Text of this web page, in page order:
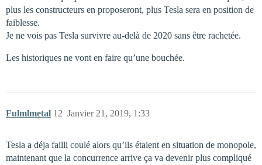
plus les constructeurs en proposeront, plus Tesla sera en position de
faiblesse.
Je ne vois pas Tesla survivre au-delà de 2020 sans être rachetée.
Les historiques ne vont en faire qu’une bouchée.
Fulmlmetal Janvier 21, 2019, 1:33
12
Tesla a déja failli coulé alors qu’ils étaient en situation de monopole,
maintenant que la concurrence arrive ça va devenir plus compliqué